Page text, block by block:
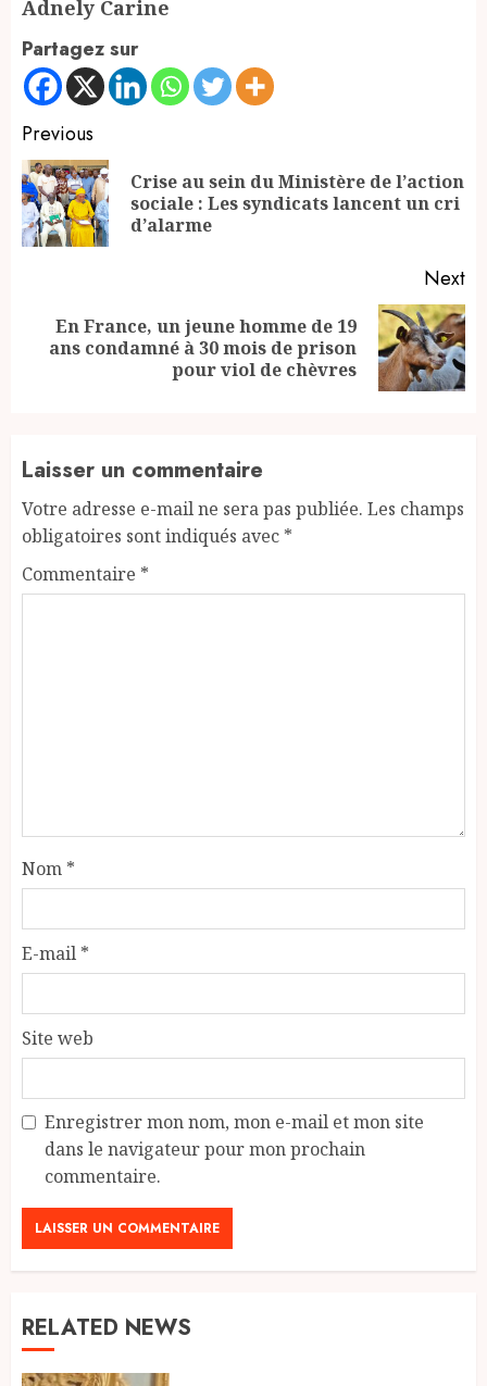
Adnely Carine
Partagez sur
Continue
Reading
Previous
Crise au sein du Ministère de l’action
sociale : Les syndicats lancent un cri
d’alarme
Next
Next
En France, un jeune homme de 19
ans condamné à 30 mois de prison
pour viol de chèvres
Laisser un commentaire
Votre adresse e-mail ne sera pas publiée. Les champs
obligatoires sont indiqués avec *
Commentaire *
Nom *
E-mail *
Site web
Enregistrer mon nom, mon e-mail et mon site
dans le navigateur pour mon prochain
commentaire.
RELATED NEWS